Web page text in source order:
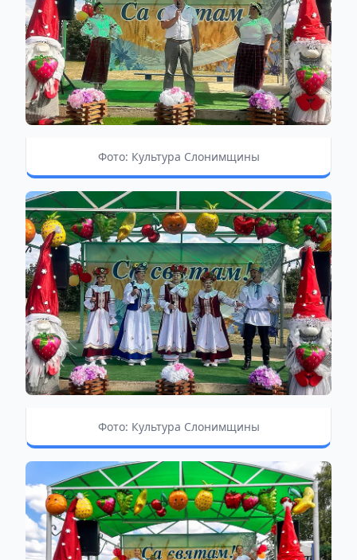
Фото: Культура Слонимщины
Фото: Культура Слонимщины